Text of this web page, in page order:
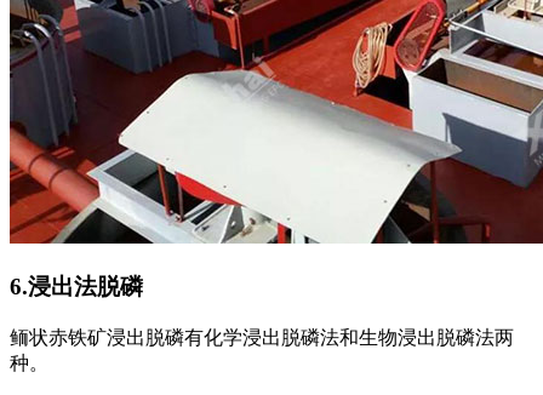
6.浸出法脱磷
鲕状赤铁矿浸出脱磷有化学浸出脱磷法和生物浸出脱磷法两
种。